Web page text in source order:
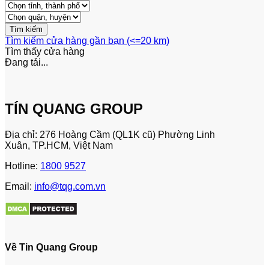
Tìm kiếm cửa hàng gần bạn (<=20 km)
Tìm thấy cửa hàng
Đang tải...
TÍN QUANG GROUP
Địa chỉ: 276 Hoàng Cầm (QL1K cũ) Phường Linh
Xuân, TP.HCM, Việt Nam
Hotline: 1800 9527
Email: info@tqg.com.vn
Về Tin Quang Group